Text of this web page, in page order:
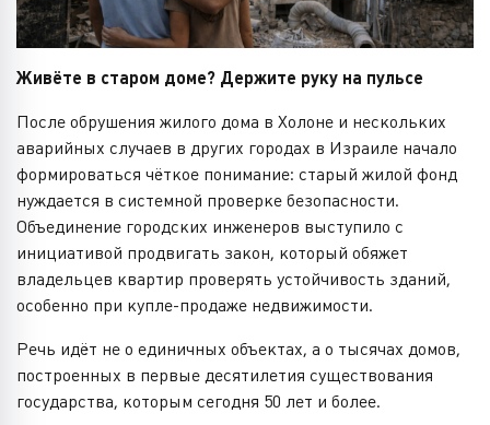
Живёте в старом доме? Держите руку на пульсе
После обрушения жилого дома в Холоне и нескольких
аварийных случаев в других городах в Израиле начало
формироваться чёткое понимание: старый жилой фонд
нуждается в системной проверке безопасности.
Объединение городских инженеров выступило с
инициативой продвигать закон, который обяжет
владельцев квартир проверять устойчивость зданий,
особенно при купле-продаже недвижимости.
Речь идёт не о единичных объектах, а о тысячах домов,
построенных в первые десятилетия существования
государства, которым сегодня 50 лет и более.